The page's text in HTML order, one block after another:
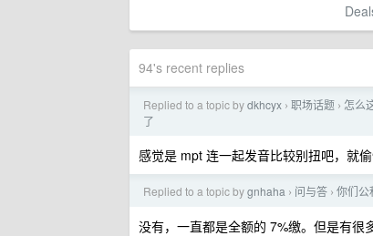
94's recent replies
Replied to a topic bydkhcyx › 职场话题 › 怎么
了
感觉是 mpt 连一起发音比较别扭吧，就偷
Replied to a topic bygnhaha › 问与答 › 你们公
没有，一直都是全额的 7%缴。但是有